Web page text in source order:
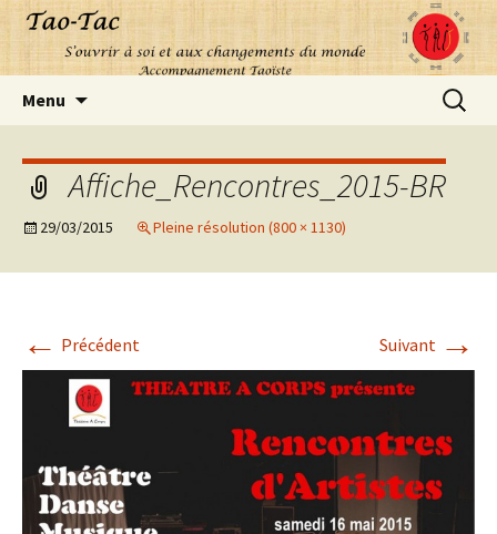
Menu
Affiche_Rencontres_2015-BR
29/03/2015 Pleine résolution (800 × 1130)
← Précédent Suivant →